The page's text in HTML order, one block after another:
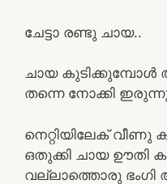
ചേട്ടാ രണ്ടു ചായ..
ചായ കുടിക്കുമ്പോൾ
തന്നെ നോക്കി
നെറ്റിയിലേക് വീണു
ഒതുക്കി ചായ ഊതി
വല്ലാത്തൊരു ഭംഗി